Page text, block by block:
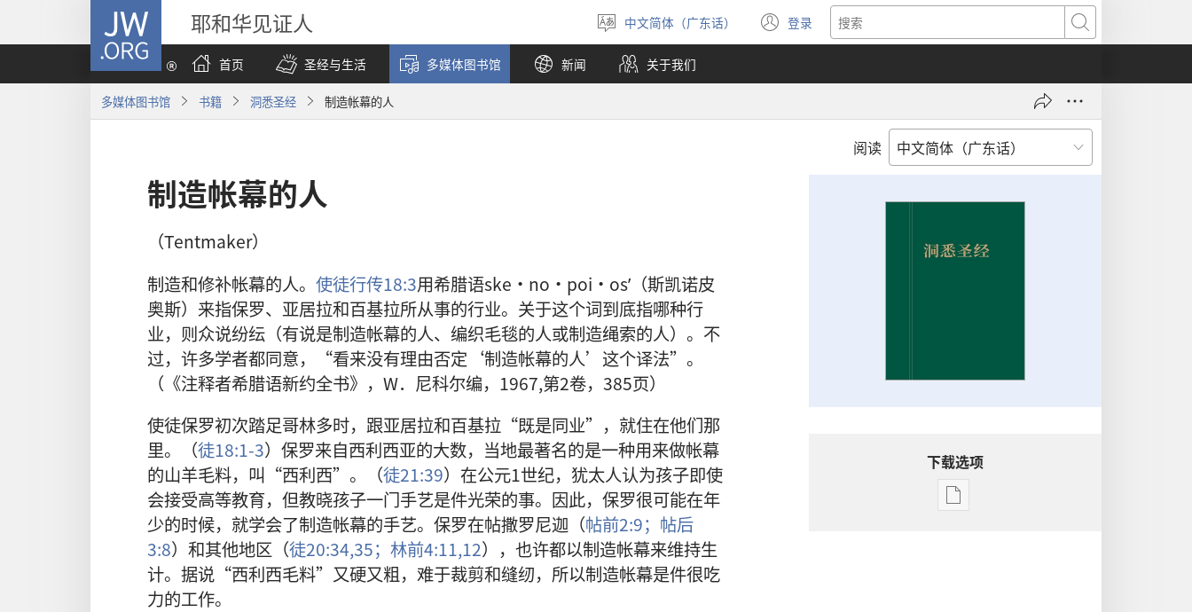
JW.ORG 耶和华见证人
选
择
语
言
中文简体（广东话） 登录
（打
开
窗
搜
索
首页
圣经与生活 多媒体图书馆 新闻 关于我们
多媒体图书馆 书籍 洞悉圣经 制造帐幕的人
阅读
制造帐幕的人
（Tentmaker）
制造和修补帐幕的人。 使徒行传18:3用希腊语ske·no·poi·osʹ（斯凯诺皮
奥斯）来指保罗、亚居拉和百基拉所从事的行业。关于这个词到底指哪种行
业，则众说纷纭（有说是制造帐幕的人、编织毛毯的人或制造绳索的人）。不
过，许多学者都同意，“看来没有理由否定‘制造帐幕的人’这个译法”。
（《注释者希腊语新约全书》，W．尼科尔编，1967,第2卷，385页）
使徒保罗初次踏足哥林多时，跟亚居拉和百基拉“既是同业”，就住在他们那
里。（徒18:1-3）保罗来自西利西亚的大数，当地最著名的是一种用来做帐幕
的山羊毛料，叫“西利西”。（徒21:39）在公元1世纪，犹太人认为孩子即使
会接受高等教育，但教晓孩子一门手艺是件光荣的事。因此，保罗很可能在年
少的时候，就学会了制造帐幕的手艺。保罗在帖撒罗尼迦（帖前2:9； 帖后
3:8）和其他地区（徒20:34,35； 林前4:11,12），也许都以制造帐幕来维持生
计。据说“西利西毛料”又硬又粗，难于裁剪和缝纫，所以制造帐幕是件很吃
力的工作。
下载选项
电